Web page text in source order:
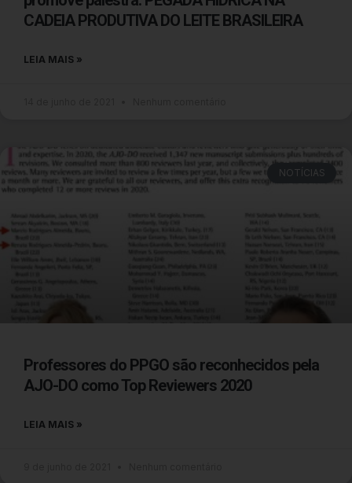
CADEIA PRODUTIVA DO LEITE BRASILEIRA
LEIA MAIS »
NOTÍCIAS
Professores do PPGO são reconhecidos pela
AJO-DO como Top Reviewers 2020
LEIA MAIS »